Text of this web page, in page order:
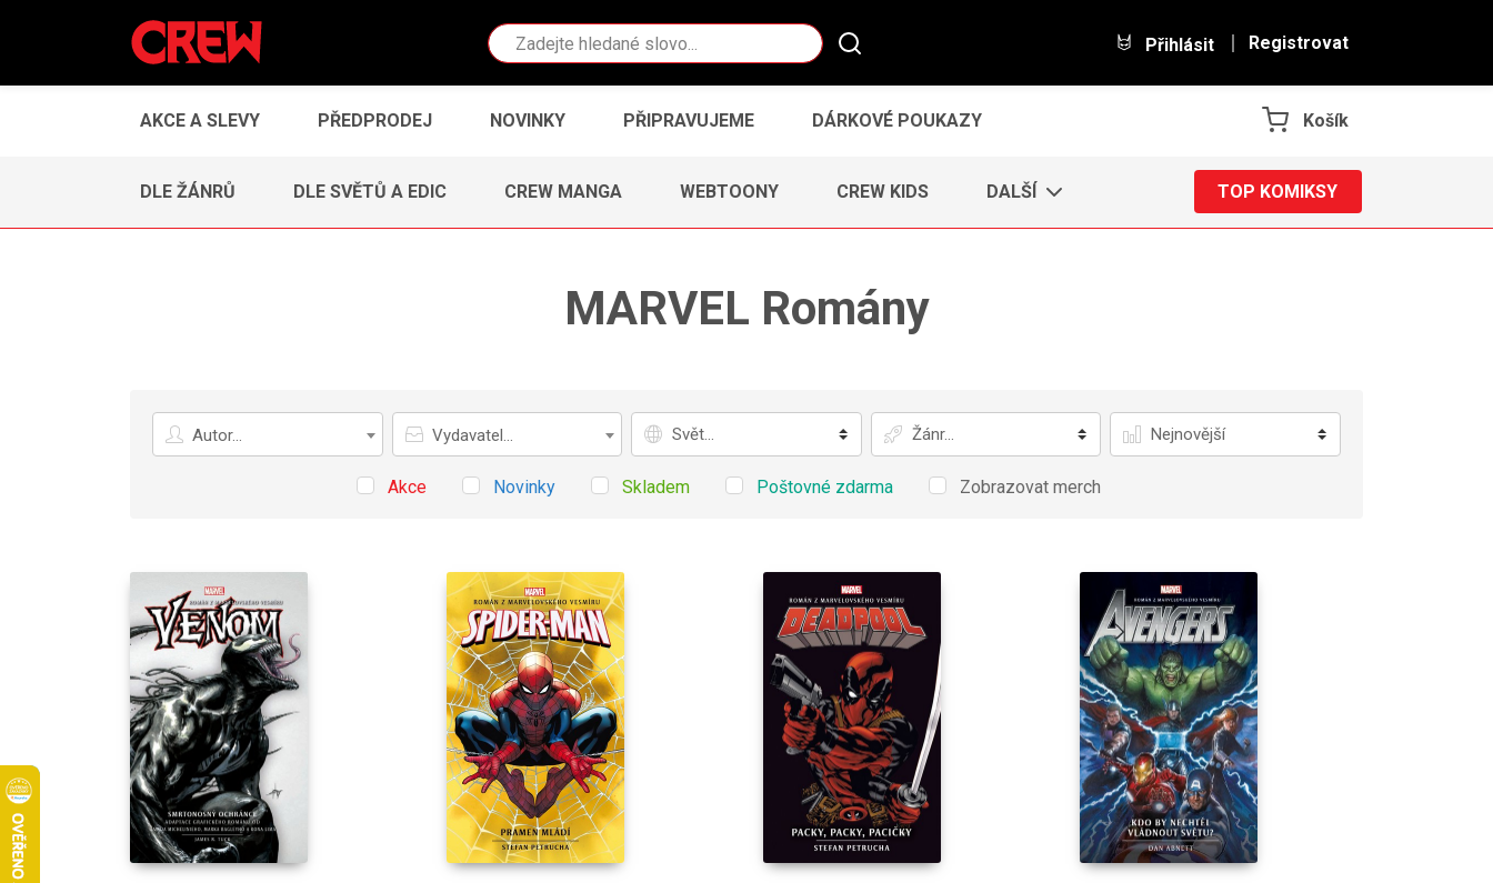
Vyhledávání Přihlásit Registrovat
AKCE A SLEVY PŘEDPRODEJ NOVINKY PŘIPRAVUJEME DÁRKOVÉ POUKAZY Košík
DLE ŽÁNRŮ DLE SVĚTŮ A EDIC CREW MANGA WEBTOONY CREW KIDS DALŠÍ TOP KOMIKSY
MARVEL Romány
Autor
Autor...
Vydavatel
Vydavatel...
Svět Žánr Řadit
Akce Novinky Skladem Poštovné zdarma Zobrazovat merch